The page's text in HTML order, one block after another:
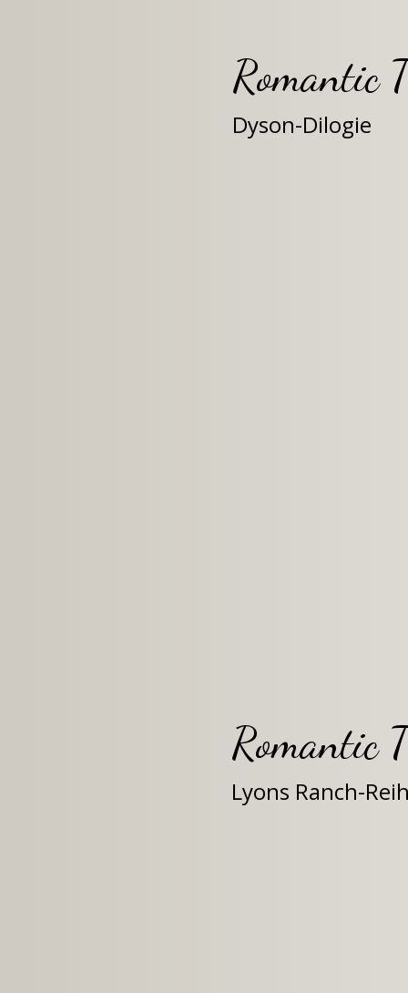
Romantic
Dyson-Dilogie
Romantic
Lyons Ranch-